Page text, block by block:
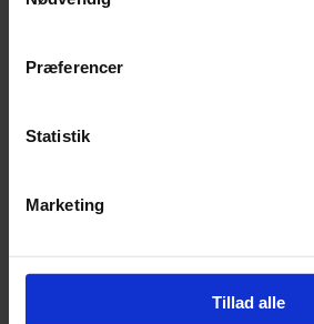
Præferencer
Statistik
Marketing
Tillad alle